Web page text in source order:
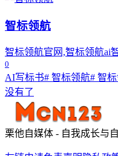
智标领航
智标领航官网,智标领航ai
0
AI写标书# 智标领航# 智
没有了
栗他自媒体 - 自我成长与